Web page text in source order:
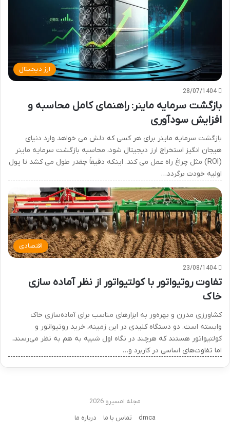
ارز دیجیتال
28/07/1404
بازگشت سرمایه ماینر: راهنمای کامل محاسبه و
افزایش سودآوری
بازگشت سرمایه ماینر برای هر کسی که دلش می خواهد وارد دنیای
هیجان انگیز استخراج ارز دیجیتال شود، محاسبه بازگشت سرمایه ماینر
(ROI) مثل چراغ راه عمل می کند. اینکه دقیقاً چقدر طول می کشد تا پول
اولیه خودت برگردد…
اقتصادی
23/08/1404
تفاوت روتیواتور با کولتیواتور از نظر آماده سازی
خاک
کشاورزی مدرن و بهره‌ور به ابزارهای مناسب برای آماده‌سازی خاک
وابسته است. دو دستگاه کلیدی در این زمینه، خرید روتیواتور و
کولتیواتور هستند که هرچند در نگاه اول شبیه به هم به نظر می‌رسند،
اما تفاوت‌های اساسی در کاربرد و…
مجله امسیرو 2026
dmca
تماس با ما درباره ما